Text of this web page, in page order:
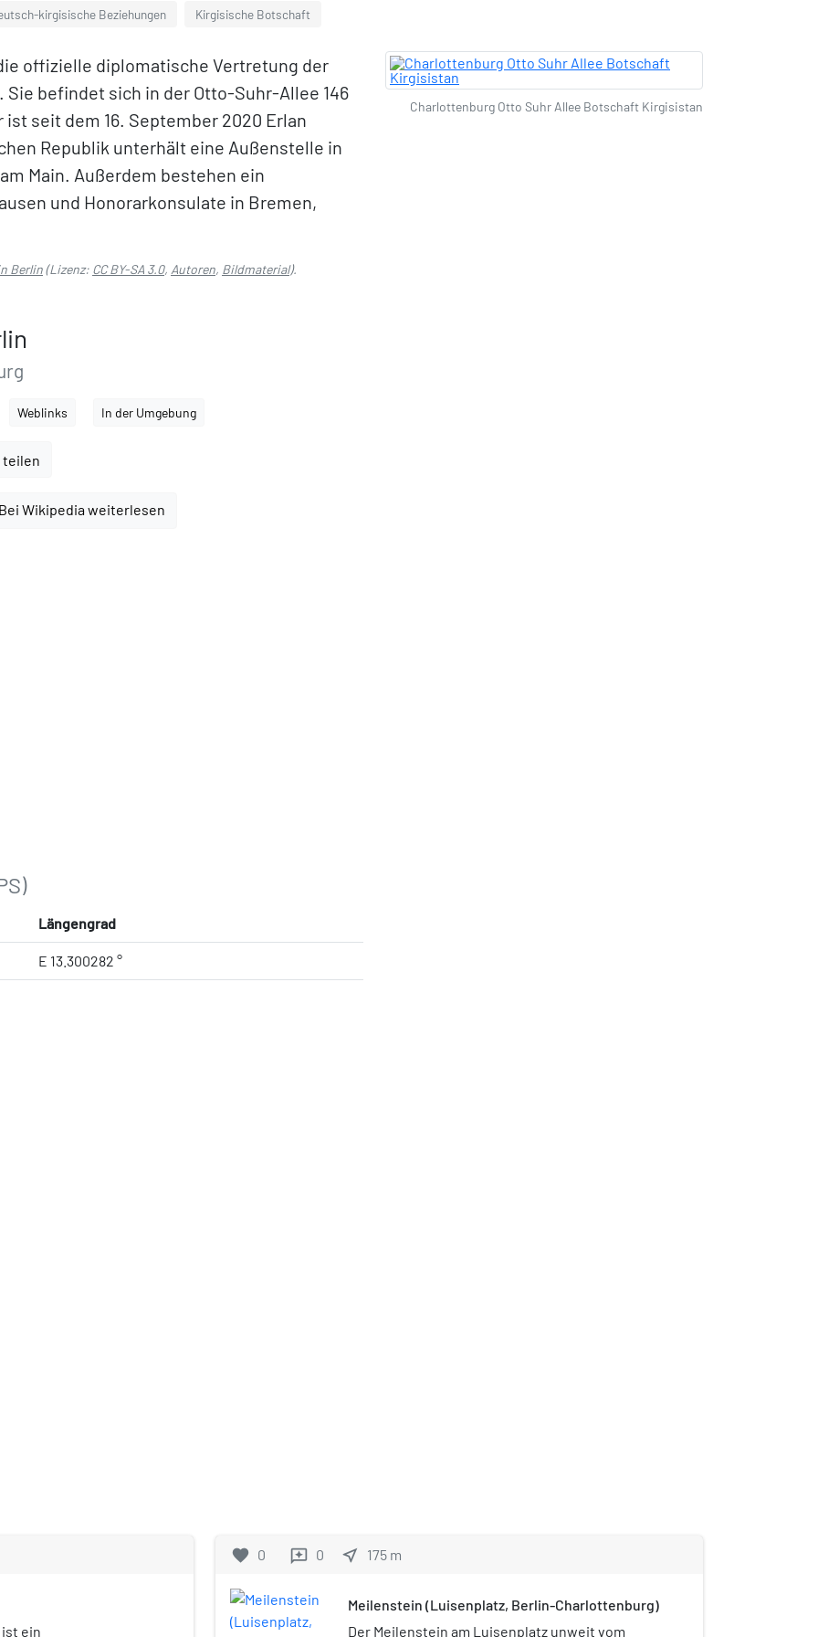
kirgisische Beziehungen Kirgisische Botschaft
offizielle diplomatische Vertretung der
befindet sich in der Otto-Suhr-Allee 146
seit dem 16. September 2020 Erlan
Republik unterhält eine Außenstelle in
Main. Außerdem bestehen ein
und Honorarkonsulate in Bremen,
Berlin(Lizenz: CC BY-SA 3.0, Autoren, Bildmaterial).
Weblinks In der Umgebung
teilen
Bei Wikipedia weiterlesen
Längengrad
E 13.300282 °
Charlottenburg Otto Suhr Allee Botschaft Kirgisistan
ein
favorite 0 reviews 0 near_me 175 m
Meilenstein (Luisenplatz, Berlin-Charlottenburg)
Der Meilenstein am Luisenplatz unweit vom